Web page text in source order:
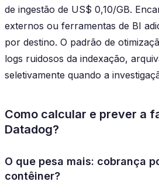
de ingestão de US$ 0,10/GB.
externos ou ferramentas de BI
por destino. O padrão de
logs ruidosos da indexação,
seletivamente quando a
Como calcular e prever a
Datadog?
O que pesa mais: cobrança
contêiner?